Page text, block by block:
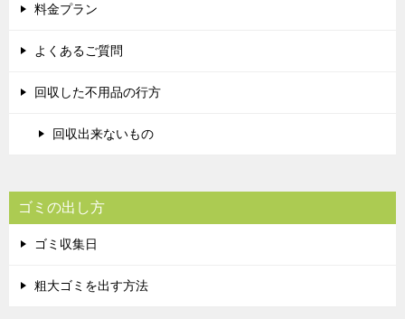
料金プラン
よくあるご質問
回収した不用品の行方
回収出来ないもの
ゴミの出し方
ゴミ収集日
粗大ゴミを出す方法